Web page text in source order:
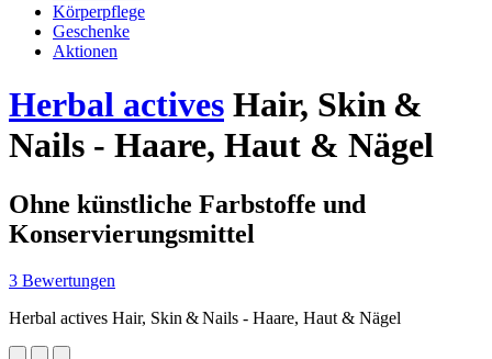
Körperpflege
Geschenke
Aktionen
Herbal actives Hair, Skin &
Nails - Haare, Haut & Nägel
Ohne künstliche Farbstoffe und
Konservierungsmittel
3 Bewertungen
Herbal actives Hair, Skin & Nails - Haare, Haut & Nägel